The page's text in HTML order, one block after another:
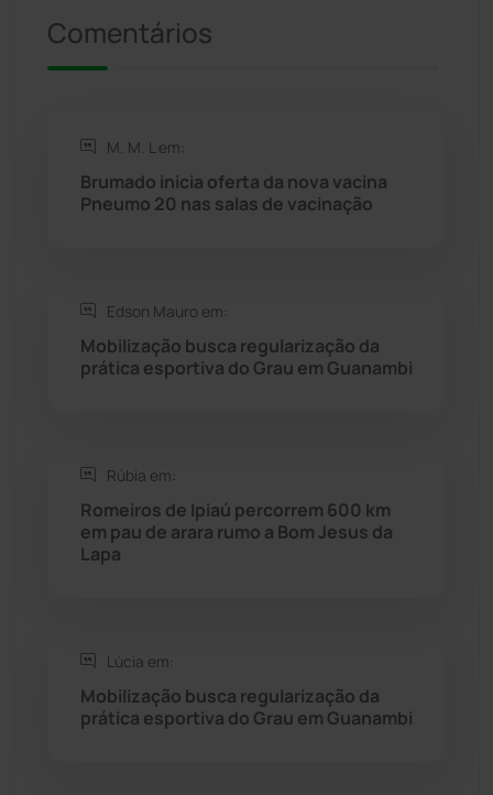
Riacho de Santana
Rio do Antônio
Rio do Pires
Seabra
Sudoeste Baiano (1530)
Tecnologia
Comentários
M. M. L em:
Brumado inicia oferta da nova vacina
Pneumo 20 nas salas de vacinação
Edson Mauro em:
Mobilização busca regularização da
prática esportiva do Grau em Guanambi
Rúbia em:
Romeiros de Ipiaú percorrem 600 km
em pau de arara rumo a Bom Jesus da
Lapa
Lúcia em:
Mobilização busca regularização da
prática esportiva do Grau em Guanambi